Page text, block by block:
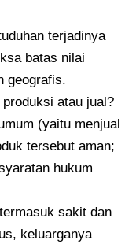
terjadinya
batas nilai
geografis.
atau jual?
(yaitu menjual
tersebut aman;
hukum
sakit dan
keluarganya